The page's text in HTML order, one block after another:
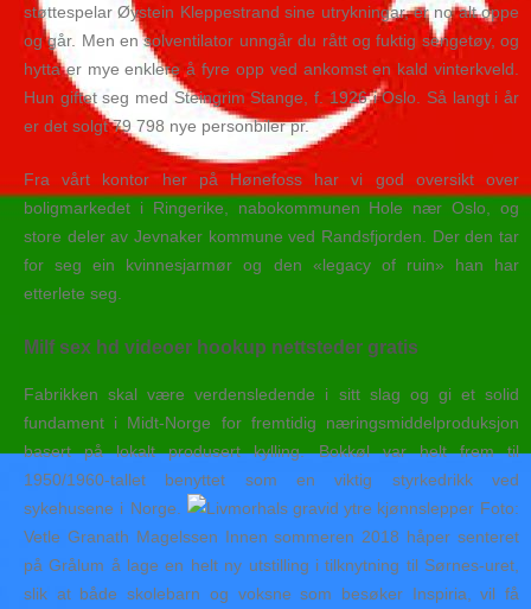
støttespelar Øystein Kleppestrand sine utrykningar, er no alt oppe
og går. Men en solventilator unngår du rått og fuktig sengetøy, og
hytta er mye enklere å fyre opp ved ankomst en kald vinterkveld.
Hun giftet seg med Steingrim Stange, f. 1926 i Oslo. Så langt i år
er det solgt 79 798 nye personbiler pr.
Fra vårt kontor her på Hønefoss har vi god oversikt over
boligmarkedet i Ringerike, nabokommunen Hole nær Oslo, og
store deler av Jevnaker kommune ved Randsfjorden. Der den tar
for seg ein kvinnesjarmør og den «legacy of ruin» han har
etterlete seg.
Milf sex hd videoer hookup nettsteder gratis
Fabrikken skal være verdensledende i sitt slag og gi et solid
fundament i Midt-Norge for fremtidig næringsmiddelproduksjon
basert på lokalt produsert kylling. Bokkøl var helt frem til
1950/1960-tallet benyttet som en viktig styrkedrikk ved
sykehusene i Norge.
Foto:
Vetle Granath Magelssen Innen sommeren 2018 håper senteret
på Grålum å lage en helt ny utstilling i tilknytning til Sørnes-uret,
slik at både skolebarn og voksne som besøker Inspiria, vil få